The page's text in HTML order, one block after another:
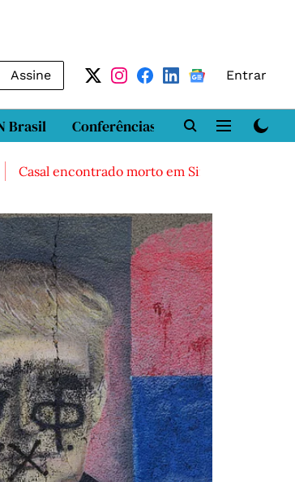
Assine Entrar
Brasil Conferências DN LAB
encontrado morto em Sintra